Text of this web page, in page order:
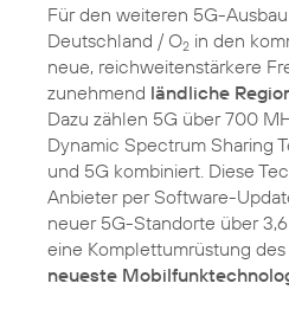
Für den weiteren 5G-
Deutschland / O2 in den
neue, reichweitenstärkere
zunehmend ländliche
Dazu zählen 5G über 700
Dynamic Spectrum Sharing
und 5G kombiniert. Diese
Anbieter per Software-
neuer 5G-Standorte über
eine Komplettumrüstung
neueste